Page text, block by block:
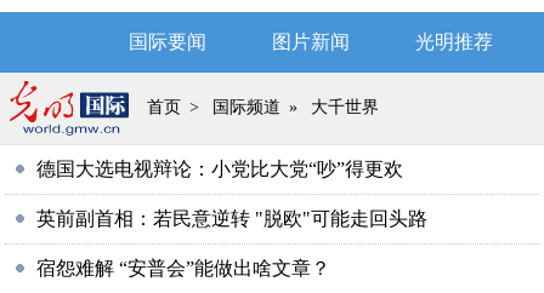
国际要闻 图片新闻 光明推荐
首页 > 国际频道 » 大千世界
德国大选电视辩论：小党比大党“吵”得更欢
英前副首相：若民意逆转 "脱欧"可能走回头路
宿怨难解 “安普会”能做出啥文章？